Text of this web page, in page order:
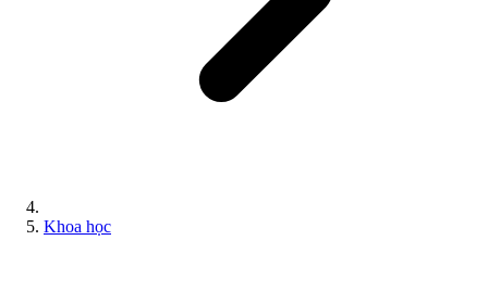
Khoa học